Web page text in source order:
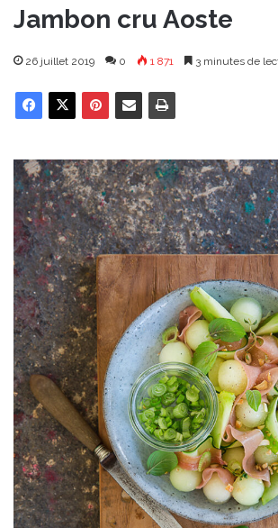
Jambon cru Aoste
26 juillet 2019 0 1 871 3 minutes de